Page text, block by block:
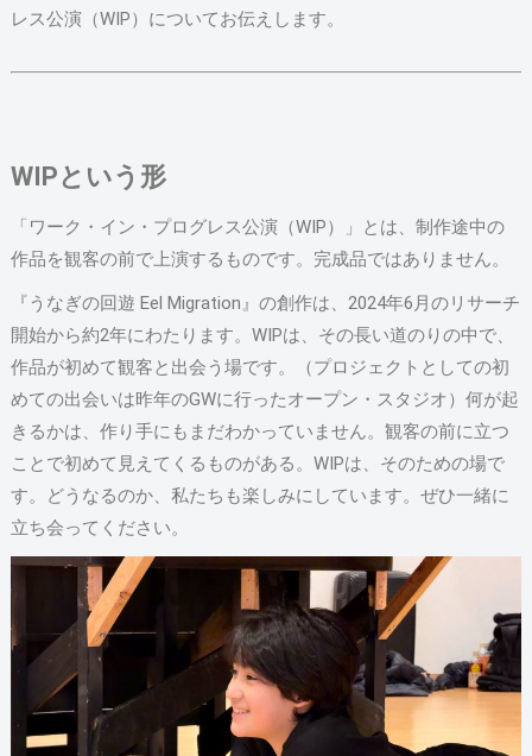
レス公演（WIP）についてお伝えします。
WIPという形
「ワーク・イン・プログレス公演（WIP）」とは、制作途中の
作品を観客の前で上演するものです。完成品ではありません。
『うなぎの回遊 Eel Migration』の創作は、2024年6月のリサーチ
開始から約2年にわたります。WIPは、その長い道のりの中で、
作品が初めて観客と出会う場です。（プロジェクトとしての初
めての出会いは昨年のGWに行ったオープン・スタジオ）何が起
きるかは、作り手にもまだわかっていません。観客の前に立つ
ことで初めて見えてくるものがある。WIPは、そのための場で
す。どうなるのか、私たちも楽しみにしています。ぜひ一緒に
立ち会ってください。